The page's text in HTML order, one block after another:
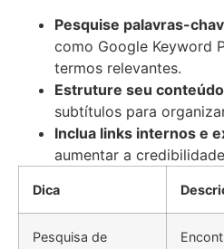
Pesquise palavras-
como Google Keyword
termos relevantes.
Estruture seu conteúdo
subtítulos para
Inclua links internos e
aumentar a
Dica
Pesquisa de